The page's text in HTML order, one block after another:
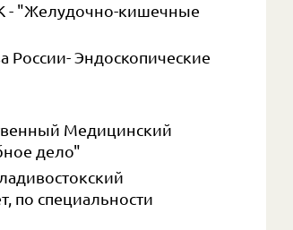
- "Желудочно-кишечные
Эндоскопические
Медицинский
дело"
по специальности